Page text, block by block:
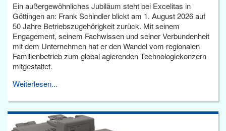
Ein außergewöhnliches Jubiläum steht bei Excelitas in
Göttingen an: Frank Schindler blickt am 1. August 2026 auf
50 Jahre Betriebszugehörigkeit zurück. Mit seinem
Engagement, seinem Fachwissen und seiner Verbundenheit
mit dem Unternehmen hat er den Wandel vom regionalen
Familienbetrieb zum global agierenden Technologiekonzern
mitgestaltet.
Weiterlesen...